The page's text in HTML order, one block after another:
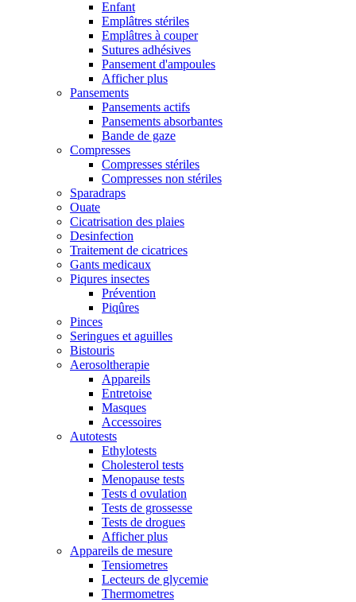
Enfant
Emplâtres stériles
Emplâtres à couper
Sutures adhésives
Pansement d'ampoules
Afficher plus
Pansements
Pansements actifs
Pansements absorbantes
Bande de gaze
Compresses
Compresses stériles
Compresses non stériles
Sparadraps
Ouate
Cicatrisation des plaies
Desinfection
Traitement de cicatrices
Gants medicaux
Piqures insectes
Prévention
Piqûres
Pinces
Seringues et aguilles
Bistouris
Aerosoltherapie
Appareils
Entretoise
Masques
Accessoires
Autotests
Ethylotests
Cholesterol tests
Menopause tests
Tests d ovulation
Tests de grossesse
Tests de drogues
Afficher plus
Appareils de mesure
Tensiometres
Lecteurs de glycemie
Thermometres